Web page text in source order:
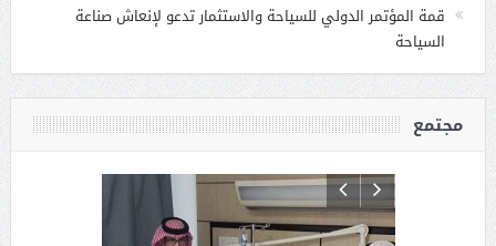
قمة المؤتمر الدولي للسياحة والاستثمار تدعو لإنعاش صناعة
السياحة
مجتمع